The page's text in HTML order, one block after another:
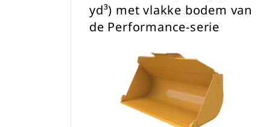
yd³) met vlakke bodem van
de Performance-serie